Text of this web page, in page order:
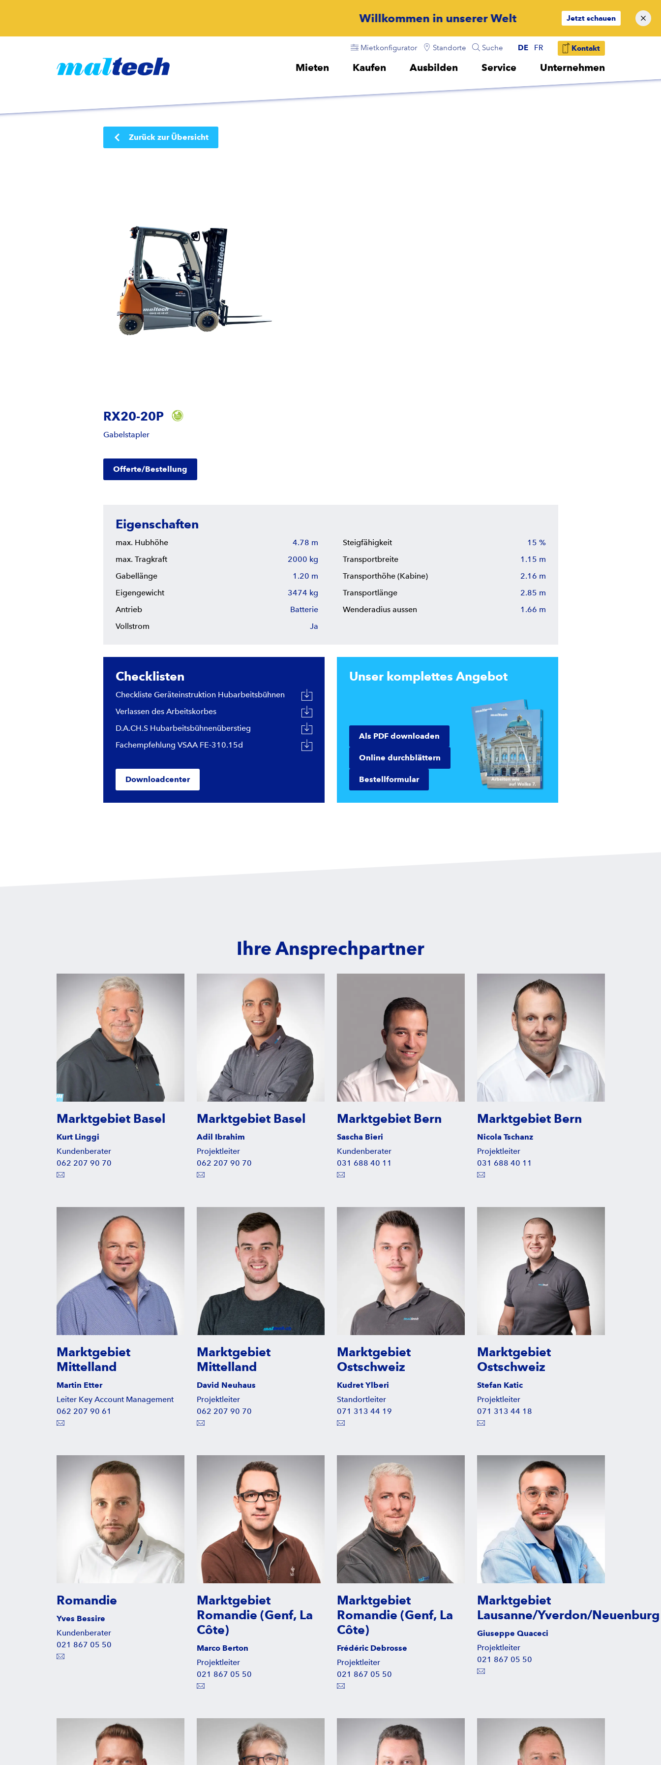
Willkommen in unserer Welt Jetzt schauen
Mietkonfigurator Standorte Suche DE FR Kontakt
Mieten Kaufen Ausbilden Service Unternehmen
Zurück zur Übersicht
RX20-20P
Gabelstapler
Offerte/Bestellung
Eigenschaften
max. Hubhöhe
4.78 m
max. Tragkraft
2000 kg
Gabellänge
1.20 m
Eigengewicht
3474 kg
Antrieb
Batterie
Vollstrom
Ja
Steigfähigkeit
15 %
Transportbreite
1.15 m
Transporthöhe (Kabine)
2.16 m
Transportlänge
2.85 m
Wenderadius aussen
1.66 m
Checklisten
Checkliste Geräteinstruktion Hubarbeitsbühnen
Verlassen des Arbeitskorbes
D.A.CH.S Hubarbeitsbühnenüberstieg
Fachempfehlung VSAA FE-310.15d
Downloadcenter
Unser komplettes Angebot
Als PDF downloaden
Online durchblättern
Bestellformular
Ihre Ansprechpartner
Marktgebiet Basel
Kurt Linggi
Kundenberater
062 207 90 70
Marktgebiet Basel
Adil Ibrahim
Projektleiter
062 207 90 70
Marktgebiet Bern
Sascha Bieri
Kundenberater
031 688 40 11
Marktgebiet Bern
Nicola Tschanz
Projektleiter
031 688 40 11
Marktgebiet
Mittelland
Martin Etter
Leiter Key Account Management
062 207 90 61
Marktgebiet
Mittelland
David Neuhaus
Projektleiter
062 207 90 70
Marktgebiet
Ostschweiz
Kudret Ylberi
Standortleiter
071 313 44 19
Marktgebiet
Ostschweiz
Stefan Katic
Projektleiter
071 313 44 18
Romandie
Yves Bessire
Kundenberater
021 867 05 50
Marktgebiet
Romandie (Genf, La
Côte)
Marco Berton
Projektleiter
021 867 05 50
Marktgebiet
Romandie (Genf, La
Côte)
Frédéric Debrosse
Projektleiter
021 867 05 50
Marktgebiet
Lausanne/Yverdon/Neuenburg
Giuseppe Quaceci
Projektleiter
021 867 05 50